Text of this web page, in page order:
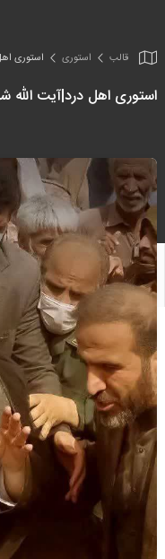
قالب استوری استوری
استوری اهل درد|آیت الله